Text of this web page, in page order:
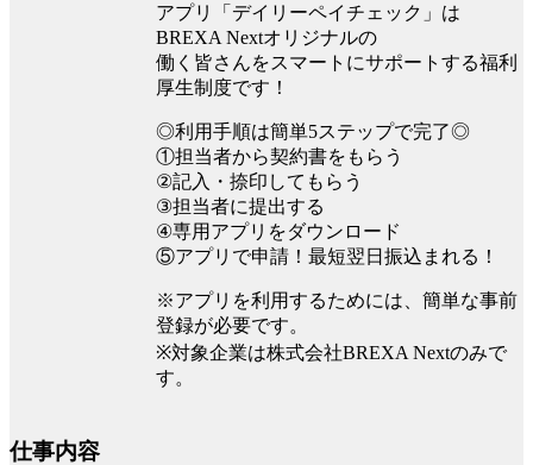
アプリ「デイリーペイチェック」は
BREXA Nextオリジナルの
働く皆さんをスマートにサポートする福利
厚生制度です！
◎利用手順は簡単5ステップで完了◎
①担当者から契約書をもらう
②記入・捺印してもらう
③担当者に提出する
④専用アプリをダウンロード
⑤アプリで申請！最短翌日振込まれる！
※アプリを利用するためには、簡単な事前
登録が必要です。
※対象企業は株式会社BREXA Nextのみで
す。
仕事内容